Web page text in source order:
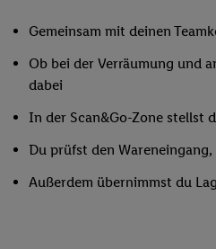
Gemeinsam mit deinen
Ob bei der Verräumung und
dabei
In der Scan&Go-Zone stellst
Du prüfst den
Außerdem übernimmst du